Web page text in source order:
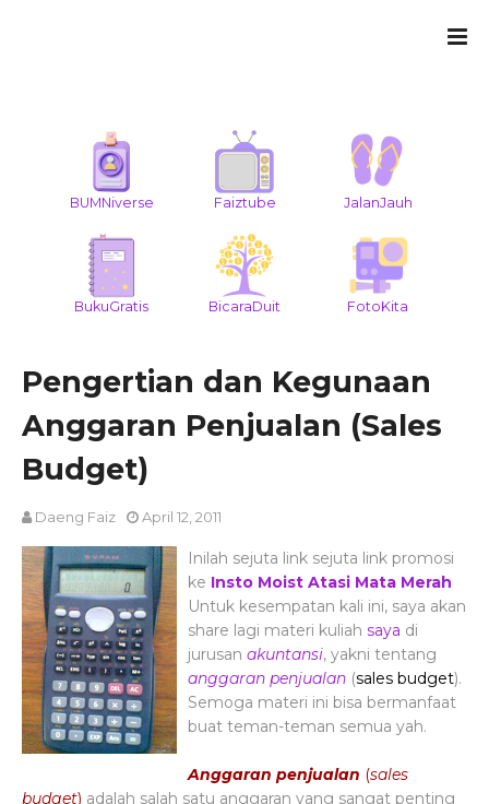
BUMNiverse Faiztube JalanJauh
BukuGratis BicaraDuit FotoKita
Pengertian dan Kegunaan
Anggaran Penjualan (Sales
Budget)
Daeng Faiz April 12, 2011
Inilah sejuta link sejuta link promosi
ke Insto Moist Atasi Mata Merah
Untuk kesempatan kali ini, saya akan
share lagi materi kuliah saya di
jurusan akuntansi, yakni tentang
anggaran penjualan (sales budget).
Semoga materi ini bisa bermanfaat
buat teman-teman semua yah.
Anggaran penjualan (sales
budget) adalah salah satu anggaran yang sangat penting